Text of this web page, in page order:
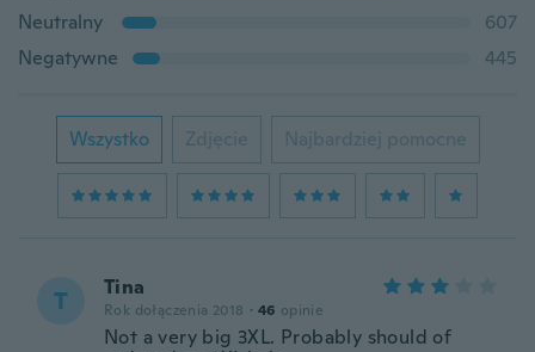
Neutralny
607
Negatywne
445
Wszystko Zdjęcie Najbardziej pomocne
T Tina
Rok dołączenia 2018 · 46 opinie
Not a very big 3XL. Probably should of